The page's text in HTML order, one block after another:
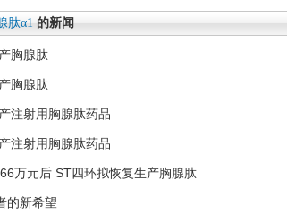
肽α1 的新闻
胸腺肽
胸腺肽
注射用胸腺肽药品
注射用胸腺肽药品
万元后 ST四环拟恢复生产胸腺肽
的新希望